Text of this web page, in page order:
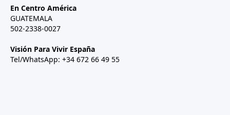
En Centro América
GUATEMALA
502-2338-0027
Visión Para Vivir España
Tel/WhatsApp: +34 672 66 49 55